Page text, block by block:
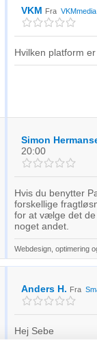
VKM Fra VKMmedia
Hvilken platform
Simon
20:00
Hvis du benytter
forskellige
for at vælge det
noget andet.
Webdesign, optimering
Anders H. Fra
Hej Sebe
Fragtfirmaerne